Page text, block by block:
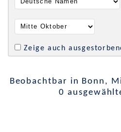
Zeige auch
Beobachtbar in Bonn,
0